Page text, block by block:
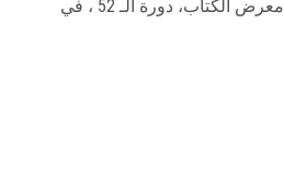
طلاب، جامعة عين شمس، معرض الكتاب، دورة الـ 52 ، في